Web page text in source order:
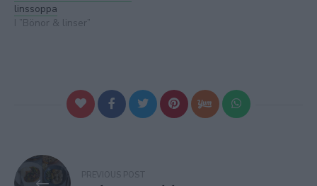
linssoppa
I ”Bönor & linser”
Inläggsnavigering